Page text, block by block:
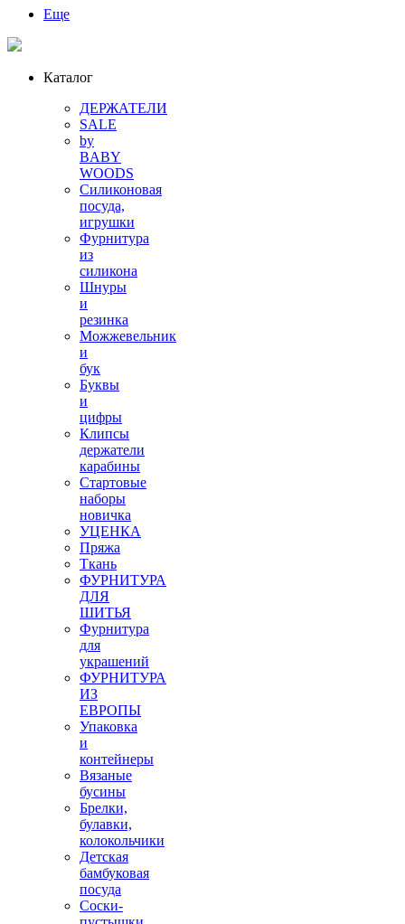
Еще
Каталог
ДЕРЖАТЕЛИ
SALE
by
BABY
WOODS
Силиконовая
посуда,
игрушки
Фурнитура
из
силикона
Шнуры
и
резинка
Можжевельник
и
бук
Буквы
и
цифры
Клипсы
держатели
карабины
Стартовые
наборы
новичка
УЦЕНКА
Пряжа
Ткань
ФУРНИТУРА
ДЛЯ
ШИТЬЯ
Фурнитура
для
украшений
ФУРНИТУРА
ИЗ
ЕВРОПЫ
Упаковка
и
контейнеры
Вязаные
бусины
Брелки,
булавки,
колокольчики
Детская
бамбуковая
посуда
Соски-